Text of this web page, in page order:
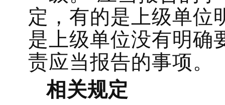
定，有的是上级单位
是上级单位没有明确
责应当报告的事项。
相关规定